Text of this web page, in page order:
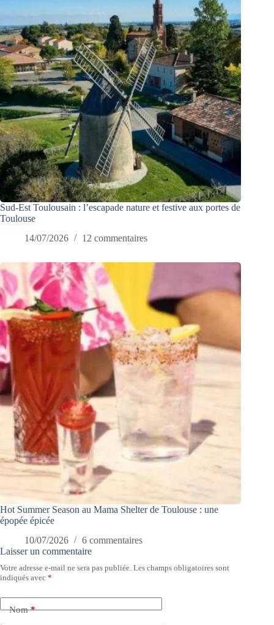
Sud-Est Toulousain : l’escapade nature et festive aux portes de
Toulouse
14/07/2026
12 commentaires
Hot Summer Season au Mama Shelter de Toulouse : une
épopée épicée
10/07/2026
6 commentaires
Laisser un commentaire
Votre adresse e-mail ne sera pas publiée. Les champs obligatoires sont
indiqués avec *
Nom*